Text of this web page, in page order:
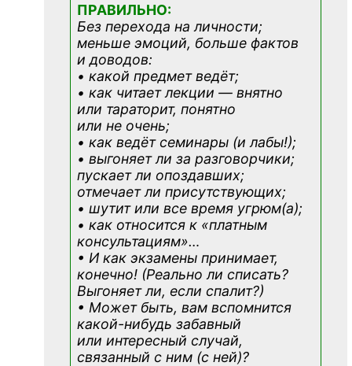
ПРАВИЛЬНО:
Без перехода на личности;
меньше эмоций, больше фактов
и доводов:
• какой предмет ведёт;
• как читает лекции — внятно
или тараторит, понятно
или не очень;
• как ведёт семинары (и лабы!);
• выгоняет ли за разговорчики;
пускает ли опоздавших;
отмечает ли присутствующих;
• шутит или все время угрюм(а);
• как относится к «платным
консультациям»…
• И как экзамены принимает,
конечно! (Реально ли списать?
Выгоняет ли, если спалит?)
• Может быть, вам вспомнится
какой-нибудь забавный
или интересный случай,
связанный с ним (с ней)?